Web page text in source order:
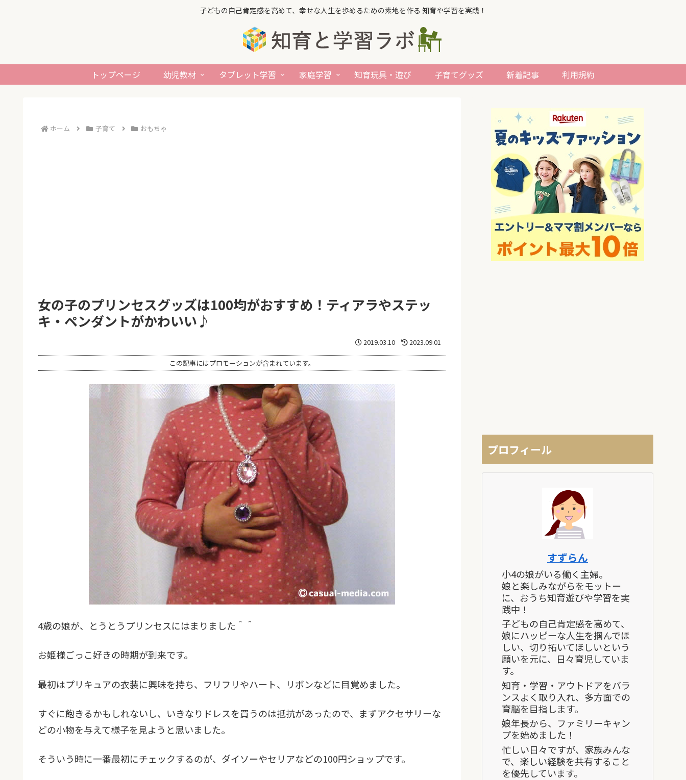
子どもの自己肯定感を高めて、幸せな人生を歩めるための素地を作る 知育や学習を実践！
トップページ 幼児教材 タブレット学習 家庭学習 知育玩具・遊び 子育てグッズ 新着記事 利用規約
ホーム 子育て おもちゃ
女の子のプリンセスグッズは100均がおすすめ！ティアラやステッ
キ・ペンダントがかわいい♪
2019.03.10 2023.09.01
この記事にはプロモーションが含まれています。
4歳の娘が、とうとうプリンセスにはまりました＾＾
お姫様ごっこ好きの時期が到来です。
最初はプリキュアの衣装に興味を持ち、フリフリやハート、リボンなどに目覚めました。
すぐに飽きるかもしれないし、いきなりドレスを買うのは抵抗があったので、まずアクセサリーな
どの小物を与えて様子を見ようと思いました。
そういう時に一番最初にチェックするのが、ダイソーやセリアなどの100円ショップです。
プロフィール
すずらん
小4の娘がいる働く主婦。
娘と楽しみながらをモットー
に、おうち知育遊びや学習を実
践中！
子どもの自己肯定感を高めて、
娘にハッピーな人生を掴んでほ
しい、切り拓いてほしいという
願いを元に、日々育児していま
す。
知育・学習・アウトドアをバラ
ンスよく取り入れ、多方面での
育脳を目指します。
娘年長から、ファミリーキャン
プを始めました！
忙しい日々ですが、家族みんな
で、楽しい経験を共有すること
を優先しています。